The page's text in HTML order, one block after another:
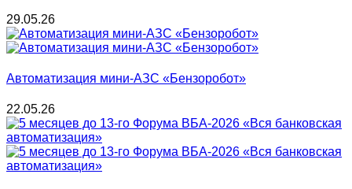
29.05.26
Автоматизация мини-АЗС «Бензоробот»
22.05.26